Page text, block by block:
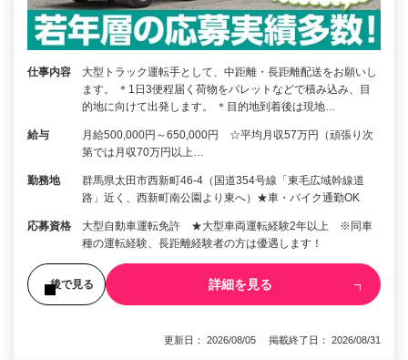
仕事内容
大型トラック運転手として、中距離・長距離配送をお願いし
ます。 ＊1日3便程届く荷物をパレットなどで積み込み、目
的地に向けて出発します。 ＊目的地到着後は現地…
給与
月給500,000円～650,000円 ☆平均月収57万円（頑張り次
第では月収70万円以上…
勤務地
群馬県太田市西新町46-4（国道354号線「東毛広域幹線道
路」近く、西新町南公園より東へ）★車・バイク通勤OK
応募資格
大型自動車運転免許 ★大型車両運転経験2年以上 ※同車
種の運転経験、長距離経験者の方は優遇します！
後で見る 詳細を見る
更新日： 2026/08/05 掲載終了日： 2026/08/31